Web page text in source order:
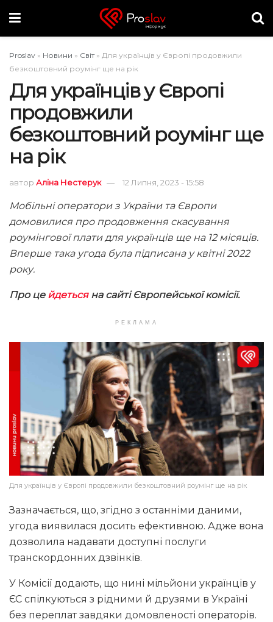
Proslav » Новини » Світ» Для українців у Європі продовжили
безкоштовний роумінг ще на рік
Для українців у Європі
продовжили
безкоштовний роумінг ще
на рік
автор Аліна Нестерук 12 Липня, 2023 - 15:58
Мобільні оператори з України та Європи
домовилися про продовження скасування
роумінгової плати для українців ще на 12 місяців.
Вперше така угода була підписана у квітні 2022
року.
Про це йдетьсяна сайті Європейської комісії.
РЕКЛАМА
Для українців у Європі продовжили безкоштовний роумінг ще на рік
Зазначається, що, згідно з останніми даними,
угода виявилася досить ефективною. Адже вона
дозволила надавати доступні послуги
транскордонних дзвінків.
У Комісії додають, що нині мільйони українців у
ЄС спілкуються з рідними й друзями в Україні
без переплат завдяки домовленості операторів.